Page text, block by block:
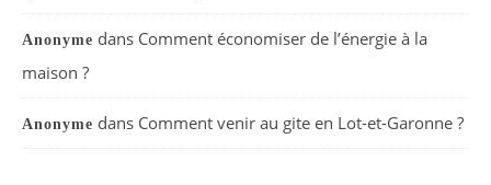
Anonyme dans Comment économiser de l’énergie à la
maison ?
Anonyme dans Comment venir au gite en Lot-et-Garonne ?